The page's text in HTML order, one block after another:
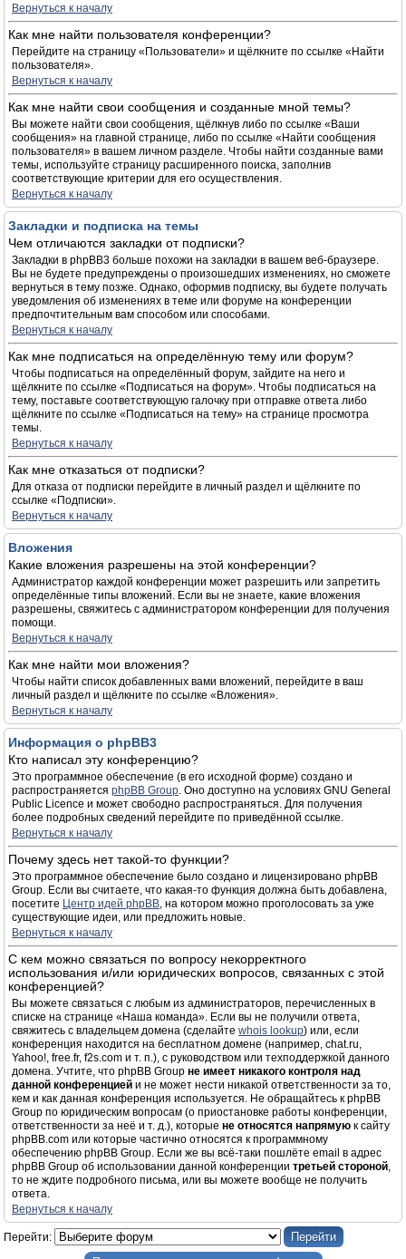
Вернуться к началу
Как мне найти пользователя конференции?
Перейдите на страницу «Пользователи» и щёлкните по ссылке «Найти
пользователя».
Вернуться к началу
Как мне найти свои сообщения и созданные мной темы?
Вы можете найти свои сообщения, щёлкнув либо по ссылке «Ваши
сообщения» на главной странице, либо по ссылке «Найти сообщения
пользователя» в вашем личном разделе. Чтобы найти созданные вами
темы, используйте страницу расширенного поиска, заполнив
соответствующие критерии для его осуществления.
Вернуться к началу
Закладки и подписка на темы
Чем отличаются закладки от подписки?
Закладки в phpBB3 больше похожи на закладки в вашем веб-браузере.
Вы не будете предупреждены о произошедших изменениях, но сможете
вернуться в тему позже. Однако, оформив подписку, вы будете получать
уведомления об изменениях в теме или форуме на конференции
предпочтительным вам способом или способами.
Вернуться к началу
Как мне подписаться на определённую тему или форум?
Чтобы подписаться на определённый форум, зайдите на него и
щёлкните по ссылке «Подписаться на форум». Чтобы подписаться на
тему, поставьте соответствующую галочку при отправке ответа либо
щёлкните по ссылке «Подписаться на тему» на странице просмотра
темы.
Вернуться к началу
Как мне отказаться от подписки?
Для отказа от подписки перейдите в личный раздел и щёлкните по
ссылке «Подписки».
Вернуться к началу
Вложения
Какие вложения разрешены на этой конференции?
Администратор каждой конференции может разрешить или запретить
определённые типы вложений. Если вы не знаете, какие вложения
разрешены, свяжитесь с администратором конференции для получения
помощи.
Вернуться к началу
Как мне найти мои вложения?
Чтобы найти список добавленных вами вложений, перейдите в ваш
личный раздел и щёлкните по ссылке «Вложения».
Вернуться к началу
Информация о phpBB3
Кто написал эту конференцию?
Это программное обеспечение (в его исходной форме) создано и
распространяется phpBB Group. Оно доступно на условиях GNU General
Public Licence и может свободно распространяться. Для получения
более подробных сведений перейдите по приведённой ссылке.
Вернуться к началу
Почему здесь нет такой-то функции?
Это программное обеспечение было создано и лицензировано phpBB
Group. Если вы считаете, что какая-то функция должна быть добавлена,
посетите Центр идей phpBB, на котором можно проголосовать за уже
существующие идеи, или предложить новые.
Вернуться к началу
С кем можно связаться по вопросу некорректного
использования и/или юридических вопросов, связанных с этой
конференцией?
Вы можете связаться с любым из администраторов, перечисленных в
списке на странице «Наша команда». Если вы не получили ответа,
свяжитесь с владельцем домена (сделайте whois lookup) или, если
конференция находится на бесплатном домене (например, chat.ru,
Yahoo!, free.fr, f2s.com и т. п.), с руководством или техподдержкой данного
домена. Учтите, что phpBB Group не имеет никакого контроля над
данной конференцией и не может нести никакой ответственности за то,
кем и как данная конференция используется. Не обращайтесь к phpBB
Group по юридическим вопросам (о приостановке работы конференции,
ответственности за неё и т. д.), которые не относятся напрямую к сайту
phpBB.com или которые частично относятся к программному
обеспечению phpBB Group. Если же вы всё-таки пошлёте email в адрес
phpBB Group об использовании данной конференции третьей стороной,
то не ждите подробного письма, или вы можете вообще не получить
ответа.
Вернуться к началу
Перейти: